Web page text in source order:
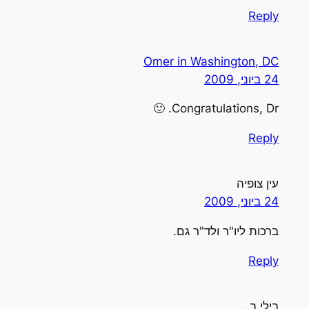
Reply
Omer in Washington, DC
24 ביוני, 2009
Congratulations, Dr. 🙂
Reply
עין צופיה
24 ביוני, 2009
ברכות ליו"ר ולד"ר גם.
Reply
בילי ב.